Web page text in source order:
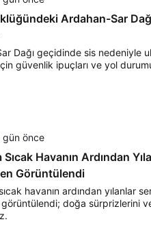
Ardahan-Sar
Dağı geçidinde sis nedeniyle
güvenlik ipuçları ve yol
gün önce
Sıcak Havanın Ardından
Görüntülendi
havanın ardından yılanlar
görüntülendi; doğa sürprizlerini